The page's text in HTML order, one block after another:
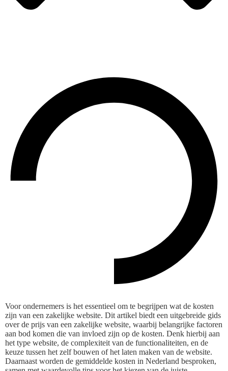
Voor ondernemers is het essentieel om te begrijpen wat de kosten
zijn van een zakelijke website. Dit artikel biedt een uitgebreide gids
over de prijs van een zakelijke website, waarbij belangrijke factoren
aan bod komen die van invloed zijn op de kosten. Denk hierbij aan
het type website, de complexiteit van de functionaliteiten, en de
keuze tussen het zelf bouwen of het laten maken van de website.
Daarnaast worden de gemiddelde kosten in Nederland besproken,